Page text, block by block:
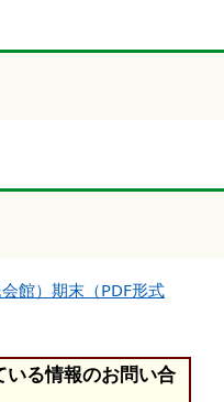
館）期末（PDF形式
いる情報のお問い合